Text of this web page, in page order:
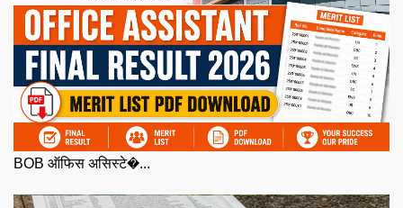
BOB ऑफिस असिस्टे�...